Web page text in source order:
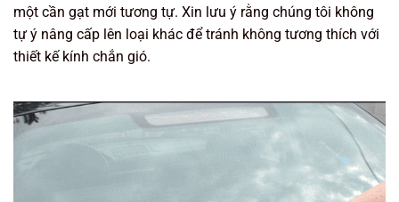
một cần gạt mới tương tự. Xin lưu ý rằng chúng tôi không
tự ý nâng cấp lên loại khác để tránh không tương thích với
thiết kế kính chắn gió.